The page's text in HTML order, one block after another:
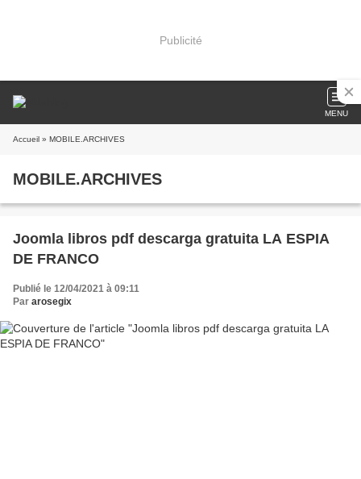
Publicité
MENU
Accueil » MOBILE.ARCHIVES
MOBILE.ARCHIVES
Joomla libros pdf descarga gratuita LA ESPIA
DE FRANCO
Publié le 12/04/2021 à 09:11
Par arosegix